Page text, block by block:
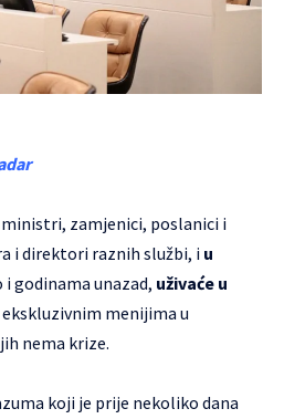
zamjenici, poslanici i
i direktori raznih službi, i u
i godinama unazad, uživaće u
ekskluzivnim menijima u
nema krize.
koji je prije nekoliko dana